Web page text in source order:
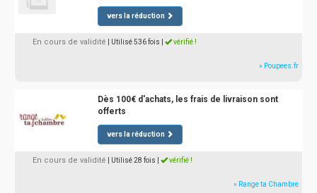
vers la réduction
En cours de validité | Utilisé 536 fois vérifié !
» Poupees.fr
Dès 100€ d'achats, les frais de livraison sont
offerts
vers la réduction
En cours de validité | Utilisé 28 fois vérifié !
» Range ta Chambre